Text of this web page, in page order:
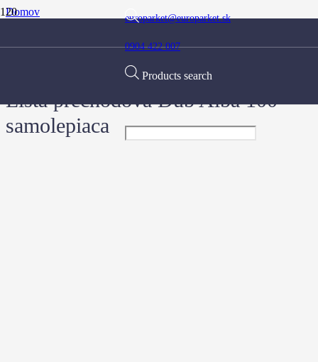
europarket@europarket.sk
0904 422 007
Products search
Domov
Prechodové lišty
Lišta prechodová Dub Alba 100 samolepiaca
Lišta prechodová Dub Alba 100
samolepiaca